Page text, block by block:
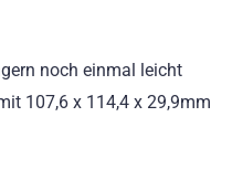
noch einmal leicht
107,6 x 114,4 x 29,9mm